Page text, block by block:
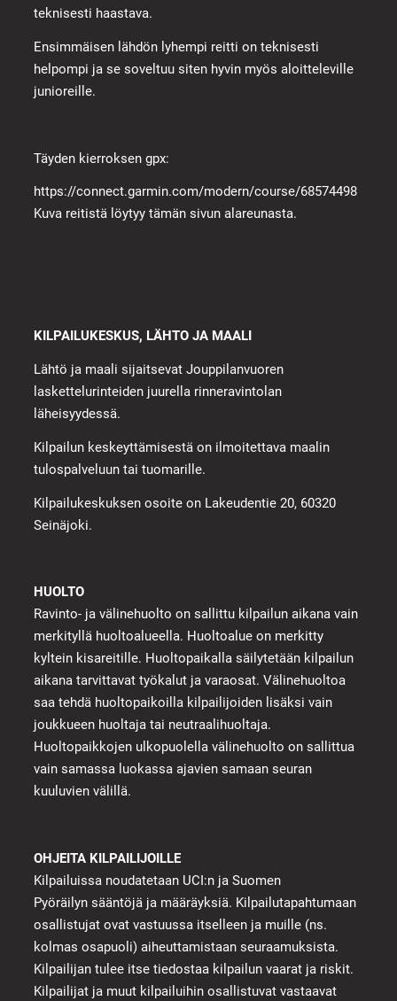
teknisesti haastava.
Ensimmäisen lähdön lyhempi reitti on teknisesti
helpompi ja se soveltuu siten hyvin myös aloitteleville
junioreille.
Täyden kierroksen gpx:
https://connect.garmin.com/modern/course/68574498
Kuva reitistä löytyy tämän sivun alareunasta.
KILPAILUKESKUS, LÄHTO JA MAALI
Lähtö ja maali sijaitsevat Jouppilanvuoren
laskettelurinteiden juurella rinneravintolan
läheisyydessä.
Kilpailun keskeyttämisestä on ilmoitettava maalin
tulospalveluun tai tuomarille.
Kilpailukeskuksen osoite on Lakeudentie 20, 60320
Seinäjoki.
HUOLTO
Ravinto- ja välinehuolto on sallittu kilpailun aikana vain
merkityllä huoltoalueella. Huoltoalue on merkitty
kyltein kisareitille. Huoltopaikalla säilytetään kilpailun
aikana tarvittavat työkalut ja varaosat. Välinehuoltoa
saa tehdä huoltopaikoilla kilpailijoiden lisäksi vain
joukkueen huoltaja tai neutraalihuoltaja.
Huoltopaikkojen ulkopuolella välinehuolto on sallittua
vain samassa luokassa ajavien samaan seuran
kuuluvien välillä.
OHJEITA KILPAILIJOILLE
Kilpailuissa noudatetaan UCI:n ja Suomen
Pyöräilyn sääntöjä ja määräyksiä. Kilpailutapahtumaan
osallistujat ovat vastuussa itselleen ja muille (ns.
kolmas osapuoli) aiheuttamistaan seuraamuksista.
Kilpailijan tulee itse tiedostaa kilpailun vaarat ja riskit.
Kilpailijat ja muut kilpailuihin osallistuvat vastaavat